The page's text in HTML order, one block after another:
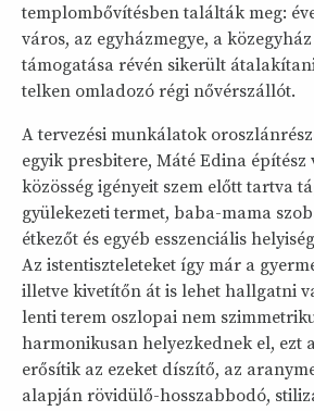
templombővítésben találták meg:
város, az egyházmegye, a
támogatása révén sikerült
telken omladozó régi nővérszállót.
A tervezési munkálatok
egyik presbitere, Máté Edina építész
közösség igényeit szem előtt tartva
gyülekezeti termet, baba-mama
étkezőt és egyéb esszenciális
Az istentiszteleteket így már a
illetve kivetítőn át is lehet hallgatni
lenti terem oszlopai nem
harmonikusan helyezkednek el, ezt
erősítik az ezeket díszítő, az
alapján rövidülő-hosszabbodó,